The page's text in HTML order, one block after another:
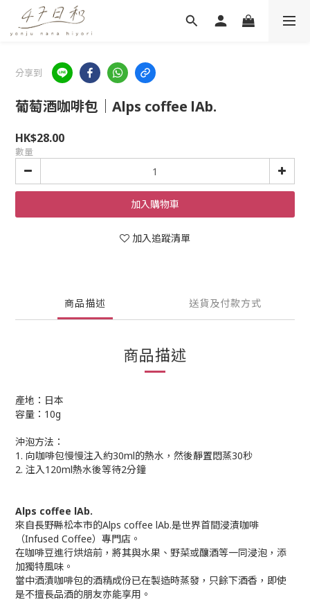
分享到
葡萄酒咖啡包｜Alps coffee lAb.
HK$28.00
數量
加入購物車
加入追蹤清單
商品描述 送貨及付款方式
商品描述
產地：日本
容量：10g
沖泡方法：
1. 向咖啡包慢慢注入約30ml的熱水，然後靜置悶蒸30秒
2. 注入120ml熱水後等待2分鐘
Alps coffee lAb.
來自長野縣松本市的Alps coffee lAb.是世界首間浸漬咖啡
（Infused Coffee）專門店。
在咖啡豆進行烘焙前，將其與水果、野菜或釀酒等一同浸泡，添
加獨特風味。
當中酒漬咖啡包的酒精成份已在製造時蒸發，只餘下酒香，即使
是不擅長品酒的朋友亦能享用。